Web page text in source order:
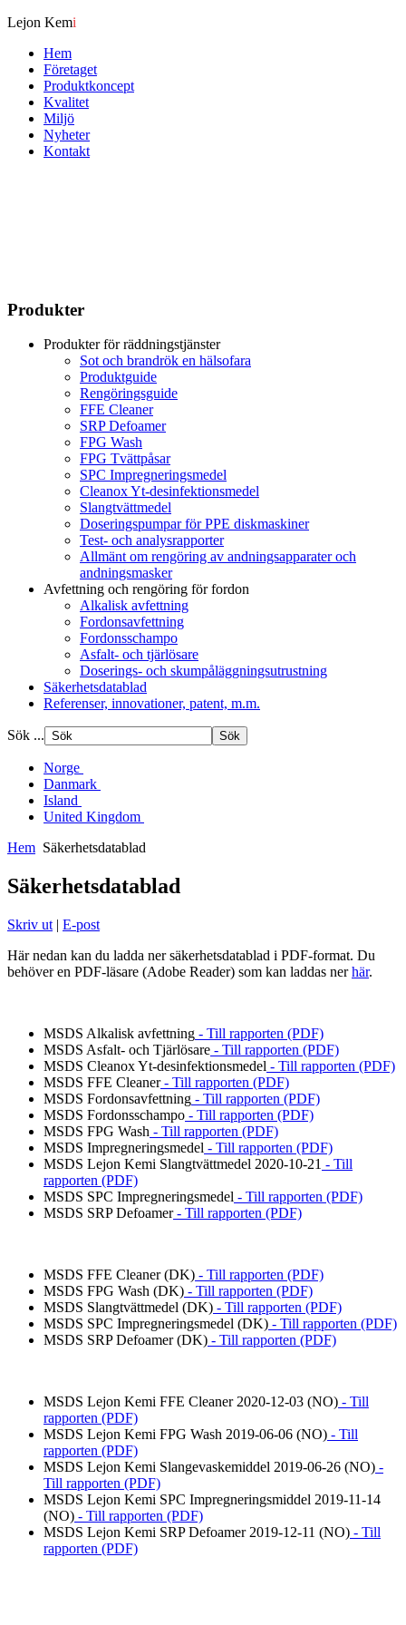
Lejon Kemi
Hem
Företaget
Produktkoncept
Kvalitet
Miljö
Nyheter
Kontakt
Produkter
Produkter för räddningstjänster
Sot och brandrök en hälsofara
Produktguide
Rengöringsguide
FFE Cleaner
SRP Defoamer
FPG Wash
FPG Tvättpåsar
SPC Impregneringsmedel
Cleanox Yt-desinfektionsmedel
Slangtvättmedel
Doseringspumpar för PPE diskmaskiner
Test- och analysrapporter
Allmänt om rengöring av andningsapparater och
andningsmasker
Avfettning och rengöring för fordon
Alkalisk avfettning
Fordonsavfettning
Fordonsschampo
Asfalt- och tjärlösare
Doserings- och skumpåläggningsutrustning
Säkerhetsdatablad
Referenser, innovationer, patent, m.m.
Sök ...
Norge
Danmark
Island
United Kingdom
Hem Säkerhetsdatablad
Säkerhetsdatablad
Skriv ut | E-post
Här nedan kan du ladda ner säkerhetsdatablad i PDF-format. Du
behöver en PDF-läsare (Adobe Reader) som kan laddas nerhär.
MSDS Alkalisk avfettning - Till rapporten (PDF)
MSDS Asfalt- och Tjärlösare - Till rapporten (PDF)
MSDS Cleanox Yt-desinfektionsmedel - Till rapporten (PDF)
MSDS FFE Cleaner- Till rapporten (PDF)
MSDS Fordonsavfettning - Till rapporten (PDF)
MSDS Fordonsschampo - Till rapporten (PDF)
MSDS FPG Wash - Till rapporten (PDF)
MSDS Impregneringsmedel - Till rapporten (PDF)
MSDS Lejon Kemi Slangtvättmedel 2020-10-21 - Till
rapporten (PDF)
MSDS SPC Impregneringsmedel - Till rapporten (PDF)
MSDS SRP Defoamer- Till rapporten (PDF)
MSDS FFE Cleaner (DK) - Till rapporten (PDF)
MSDS FPG Wash (DK) - Till rapporten (PDF)
MSDS Slangtvättmedel (DK) - Till rapporten (PDF)
MSDS SPC Impregneringsmedel (DK) - Till rapporten (PDF)
MSDS SRP Defoamer (DK) - Till rapporten (PDF)
MSDS Lejon Kemi FFE Cleaner 2020-12-03 (NO) - Till
rapporten (PDF)
MSDS Lejon Kemi FPG Wash 2019-06-06 (NO) - Till
rapporten (PDF)
MSDS Lejon Kemi Slangevaskemiddel 2019-06-26 (NO) -
Till rapporten (PDF)
MSDS Lejon Kemi SPC Impregneringsmiddel 2019-11-14
(NO) - Till rapporten (PDF)
MSDS Lejon Kemi SRP Defoamer 2019-12-11 (NO) - Till
rapporten (PDF)